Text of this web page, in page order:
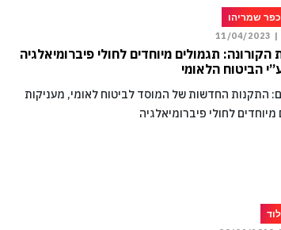
שמריהו
|
11/04/2023
תגמולים מיוחדים לחולי פיברומיאלגיה
הביטוח הלאומי
התקנות החדשות של המוסד לביטוח לאומי, מעניקות
מיוחדים לחולי פיברומיאלגיה